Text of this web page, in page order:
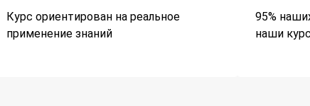
Курс ориентирован на реальное
применение знаний
95%
наши